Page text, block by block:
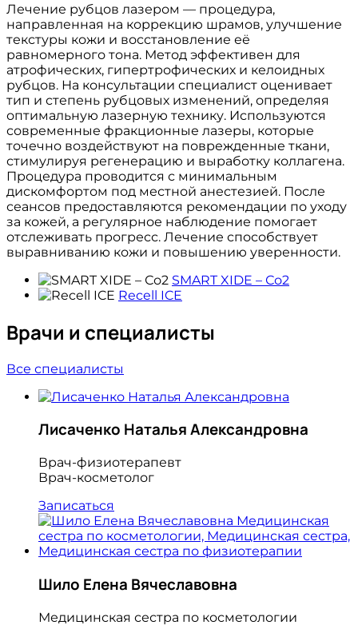
Лечение рубцов лазером — процедура,
направленная на коррекцию шрамов, улучшение
текстуры кожи и восстановление её
равномерного тона. Метод эффективен для
атрофических, гипертрофических и келоидных
рубцов. На консультации специалист оценивает
тип и степень рубцовых изменений, определяя
оптимальную лазерную технику. Используются
современные фракционные лазеры, которые
точечно воздействуют на поврежденные ткани,
стимулируя регенерацию и выработку коллагена.
Процедура проводится с минимальным
дискомфортом под местной анестезией. После
сеансов предоставляются рекомендации по уходу
за кожей, а регулярное наблюдение помогает
отслеживать прогресс. Лечение способствует
выравниванию кожи и повышению уверенности.
SMART XIDE – Со2
Recell ICE
Врачи и специалисты
Все специалисты
Лисаченко Наталья Александровна
Врач-физиотерапевт
Врач-косметолог
Записаться
Шило Елена Вячеславовна
Медицинская сестра по косметологии